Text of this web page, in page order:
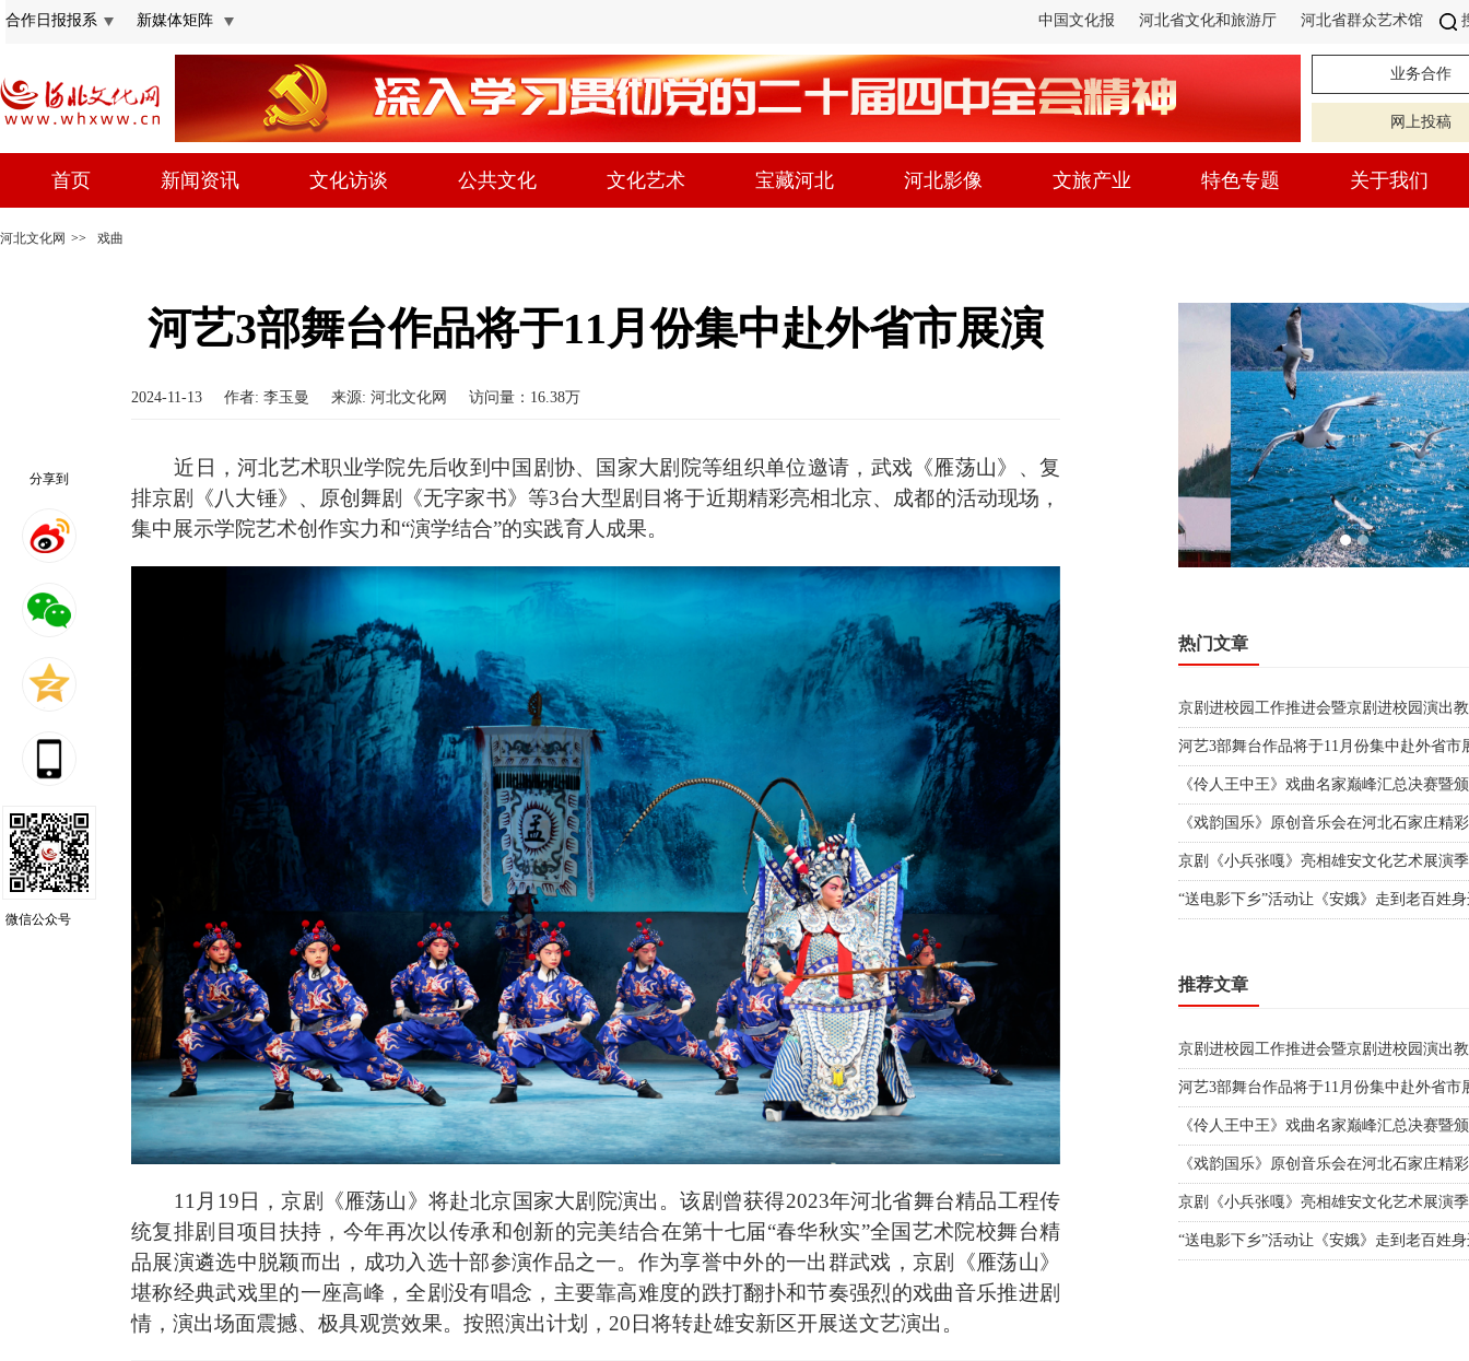
合作日报报系 新媒体矩阵 中国文化报 河北省文化和旅游厅 河北省群众艺术馆
业务合作
网上投稿
首页 新闻资讯 文化访谈 公共文化 文化艺术 宝藏河北 河北影像 文旅产业 特色专题 关于我们
河北文化网 >> 戏曲
河艺3部舞台作品将于11月份集中赴外省市展演
2024-11-13 作者: 李玉曼 来源: 河北文化网 访问量：16.38万
近日，河北艺术职业学院先后收到中国剧协、国家大剧院等组织单位邀请，武戏《雁荡山》、复
排京剧《八大锤》、原创舞剧《无字家书》等3台大型剧目将于近期精彩亮相北京、成都的活动现场，
集中展示学院艺术创作实力和“演学结合”的实践育人成果。
11月19日，京剧《雁荡山》将赴北京国家大剧院演出。该剧曾获得2023年河北省舞台精品工程传
统复排剧目项目扶持，今年再次以传承和创新的完美结合在第十七届“春华秋实”全国艺术院校舞台精
品展演遴选中脱颖而出，成功入选十部参演作品之一。作为享誉中外的一出群武戏，京剧《雁荡山》
堪称经典武戏里的一座高峰，全剧没有唱念，主要靠高难度的跌打翻扑和节奏强烈的戏曲音乐推进剧
情，演出场面震撼、极具观赏效果。按照演出计划，20日将转赴雄安新区开展送文艺演出。
热门文章
河艺3部舞台作品将于11月份集中赴外省市
《戏韵国乐》原创音乐会在河北石家庄精
京剧《小兵张嘎》亮相雄安文化艺术展演季
“送电影下乡”活动让《安娥》走到老百姓
推荐文章
河艺3部舞台作品将于11月份集中赴外省市
《戏韵国乐》原创音乐会在河北石家庄精
京剧《小兵张嘎》亮相雄安文化艺术展演季
“送电影下乡”活动让《安娥》走到老百姓
分享到
微信公众号